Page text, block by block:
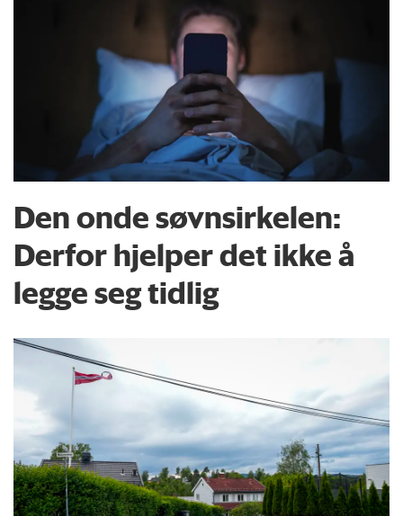
Den onde søvnsirkelen:
Derfor hjelper det ikke å
legge seg tidlig